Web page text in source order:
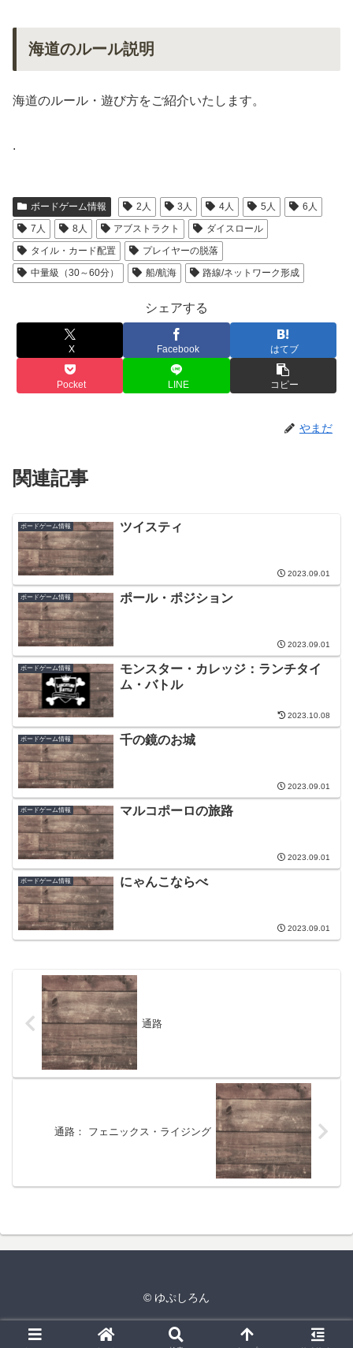
海道のルール説明
海道のルール・遊び方をご紹介いたします。
.
ボードゲーム情報 2人 3人 4人 5人
6人
7人
8人 アブストラクト
ダイスロール
タイル・カード配置
プレイヤーの脱落
中量級（30～60分）
船/航海 路線/ネットワーク形成
シェアする
X Facebook はてブ
Pocket LINE コピー
やまだ
関連記事
ボードゲーム情報 ツイスティ
2023.09.01
ボードゲーム情報 ポール・ポジション
2023.09.01
ボードゲーム情報
モンスター・カレッジ：ランチタイ
ム・バトル
2023.10.08
ボードゲーム情報 千の鏡のお城
2023.09.01
ボードゲーム情報 マルコポーロの旅路
2023.09.01
ボードゲーム情報 にゃんこならべ
2023.09.01
通路
通路： フェニックス・ライジング
© ゆぷしろん